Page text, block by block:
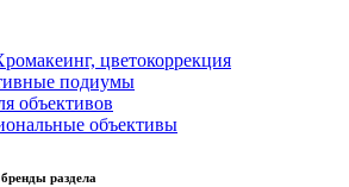
цветокоррекция
подиумы
объективов
объективы
раздела